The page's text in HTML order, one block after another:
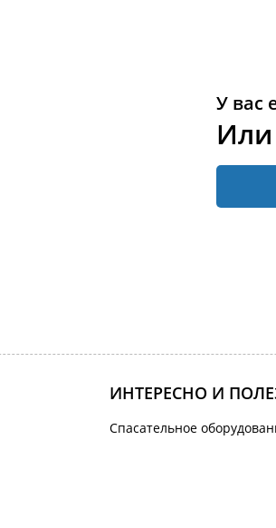
У вас
Или
ИНТЕРЕСНО И
Спасательное